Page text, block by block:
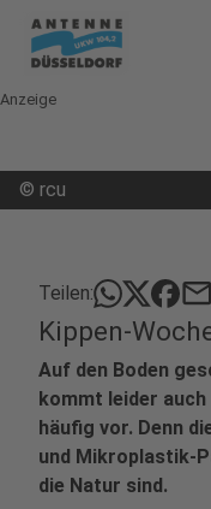
Anzeige
© rcu
Teilen: mail
Kippen-
Auf den Boden
kommt leider
häufig vor. Denn
und Mikroplastik-
die Natur sind.